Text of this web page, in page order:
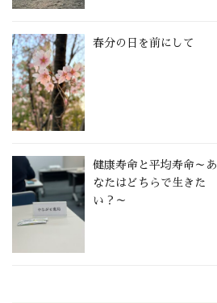
春分の日を前にして
健康寿命と平均寿命～あ
なたはどちらで生きた
い？～